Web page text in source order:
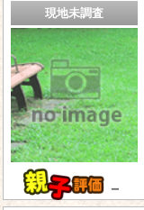
現地未調査
－